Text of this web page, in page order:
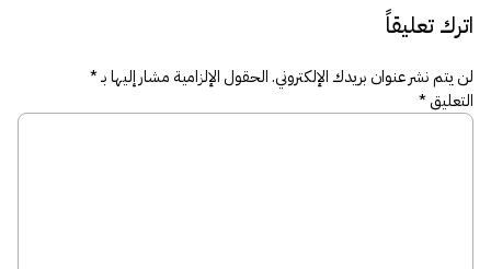
اترك تعليقاً
لن يتم نشر عنوان بريدك الإلكتروني.الحقول الإلزامية مشار إليها بـ*
التعليق*